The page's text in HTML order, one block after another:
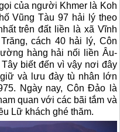
của người Khmer là Koh
Vũng Tàu 97 hải lý theo
trên đất liền là xã Vĩnh
cách 40 hải lý, Côn
hàng hải nối liền Âu-
biết đến vì vậy nơi đây
và lưu đày tù nhân lớn
Ngày nay, Côn Đảo là
quan với các bãi tắm và
Lữ khách ghé thăm.